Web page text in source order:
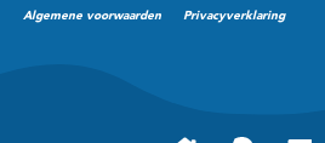
Algemene voorwaarden Privacyverklaring